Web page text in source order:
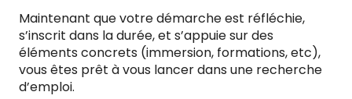
Maintenant que votre démarche est réfléchie,
s’inscrit dans la durée, et s’appuie sur des
éléments concrets (immersion, formations, etc),
vous êtes prêt à vous lancer dans une recherche
d’emploi.